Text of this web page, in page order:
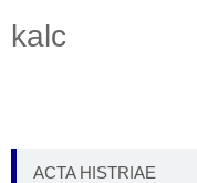
kalc
ACTA HISTRIAE